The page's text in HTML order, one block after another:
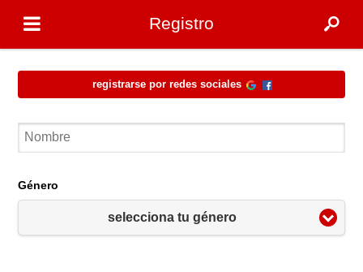
Registro
Registrarse por redes sociales
Género
selecciona tu género